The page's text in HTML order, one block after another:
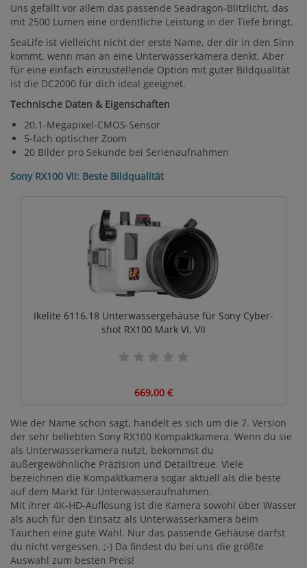
Uns gefällt vor allem das passende Seadragon-Blitzlicht, das
mit 2500 Lumen eine ordentliche Leistung in der Tiefe bringt.
SeaLife ist vielleicht nicht der erste Name, der dir in den Sinn
kommt, wenn man an eine Unterwasserkamera denkt. Aber
für eine einfach einzustellende Option mit guter Bildqualität
ist die DC2000 für dich ideal geeignet.
Technische Daten & Eigenschaften
20,1-Megapixel-CMOS-Sensor
5-fach optischer Zoom
20 Bilder pro Sekunde bei Serienaufnahmen
Sony RX100 VII: Beste Bildqualität
Ikelite 6116.18 Unterwassergehäuse für Sony Cyber-
shot RX100 Mark VI, VII
669,00 €
Wie der Name schon sagt, handelt es sich um die 7. Version
der sehr beliebten Sony RX100 Kompaktkamera. Wenn du sie
als Unterwasserkamera nutzt, bekommst du
außergewöhnliche Präzision und Detailtreue. Viele
bezeichnen die Kompaktkamera sogar aktuell als die beste
auf dem Markt für Unterwasseraufnahmen.
Mit ihrer 4K-HD-Auflösung ist die Kamera sowohl über Wasser
als auch für den Einsatz als Unterwasserkamera beim
Tauchen eine gute Wahl. Nur das passende Gehäuse darfst
du nicht vergessen. ;-) Da findest du bei uns die größte
Auswahl zum besten Preis!